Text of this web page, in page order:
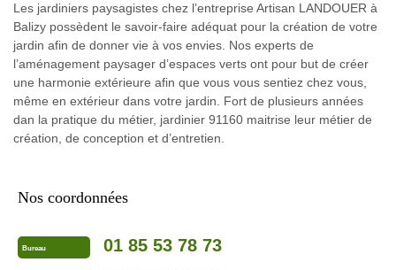
Les jardiniers paysagistes chez l’entreprise Artisan LANDOUER à
Balizy possèdent le savoir-faire adéquat pour la création de votre
jardin afin de donner vie à vos envies. Nos experts de
l’aménagement paysager d’espaces verts ont pour but de créer
une harmonie extérieure afin que vous vous sentiez chez vous,
même en extérieur dans votre jardin. Fort de plusieurs années
dan la pratique du métier, jardinier 91160 maitrise leur métier de
création, de conception et d’entretien.
Nos coordonnées
Bureau 01 85 53 78 73